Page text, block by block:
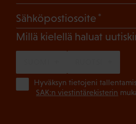
Sähköpostiosoite
Millä kielellä haluat
Hyväksyn tietojeni
SAK:n viestintärekisterin